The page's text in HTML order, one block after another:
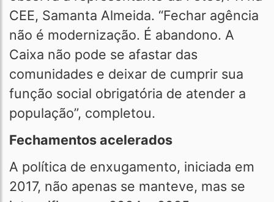
CEE, Samanta Almeida. “Fechar agência
não é modernização. É abandono. A
Caixa não pode se afastar das
comunidades e deixar de cumprir sua
função social obrigatória de atender a
população”, completou.
Fechamentos acelerados
A política de enxugamento, iniciada em
2017, não apenas se manteve, mas se